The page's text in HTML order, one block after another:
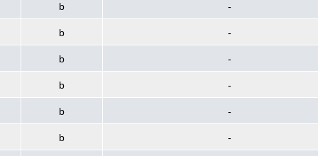
b -
b -
b -
b -
b -
b -